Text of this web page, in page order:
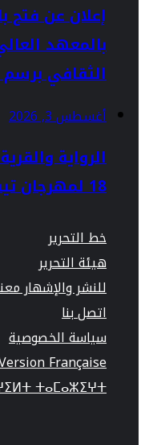
إعلان عن
بالمعهد
الثقافي برسم
أغسطس 3, 2026
الرواية
18 لمهرجان تيفاوين
خط التحرير
هيئة التحرير
للنشر والإشهار
اتصل بنا
سياسة الخصوصية
Française
ⵜⴰⵎⴰⵣⵉⵖⵜ